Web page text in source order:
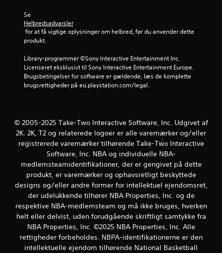
3
u
e
r
i
n
g
e
r
Se
Helbredsadvarsler
produkt.
Library-programmer ©Sony Interactive Entertainment Inc.
Licenseret eksklusivt til Sony Interactive Entertainment Europe.
Brugsbetingelser for software er gældende, læs de komplette
brugsrettigheder på eu.playstation.com/legal.
© 2005-2025 Take-Two Interactive Software, Inc. Udgivet af
2K. 2K, T2 og relaterede logoer er alle varemærker og/eller
registrerede varemærker tilhørende Take-Two Interactive
Software, Inc. NBA og individuelle NBA-
medlemsteamidentifikationer, der er gengivet på dette
produkt, er varemærker og ophavsretligt beskyttede
designs og/eller andre former for intellektuel ejendomsret,
der udelukkende tilhører NBA Properties, Inc. og de
respektive NBA-medlemsteam og må ikke bruges, hverken
helt eller delvist, uden forudgående skriftligt samtykke fra
NBA Properties, Inc. ©2025 NBA Properties, Inc. Alle
rettigheder forbeholdes. NBPA-identifikationerne er den
intellektuelle ejendom tilhørende National Basketball